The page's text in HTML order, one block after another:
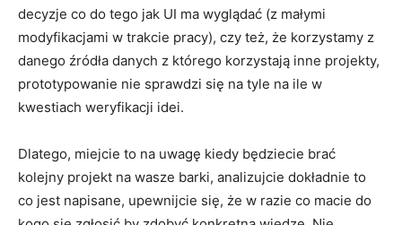
decyzje co do tego jak UI ma wyglądać (z małymi
modyfikacjami w trakcie pracy), czy też, że korzystamy z
danego źródła danych z którego korzystają inne projekty,
prototypowanie nie sprawdzi się na tyle na ile w
kwestiach weryfikacji idei.
Dlatego, miejcie to na uwagę kiedy będziecie brać
kolejny projekt na wasze barki, analizujcie dokładnie to
co jest napisane, upewnijcie się, że w razie co macie do